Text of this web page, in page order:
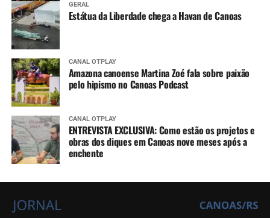
GERAL
Estátua da Liberdade chega a Havan de Canoas
CANAL OTPLAY
Amazona canoense Martina Zoé fala sobre paixão
pelo hipismo no Canoas Podcast
CANAL OTPLAY
ENTREVISTA EXCLUSIVA: Como estão os projetos e
obras dos diques em Canoas nove meses após a
enchente